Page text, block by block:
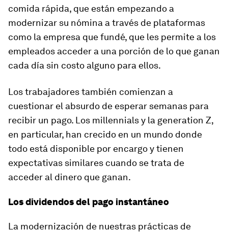
comida rápida, que están empezando a
modernizar su nómina a través de plataformas
como la empresa que fundé, que les permite a los
empleados acceder a una porción de lo que ganan
cada día sin costo alguno para ellos.
Los trabajadores también comienzan a
cuestionar el absurdo de esperar semanas para
recibir un pago. Los millennials y la generation Z,
en particular, han crecido en un mundo donde
todo está disponible por encargo y tienen
expectativas similares cuando se trata de
acceder al dinero que ganan.
Los dividendos del pago instantáneo
La modernización de nuestras prácticas de